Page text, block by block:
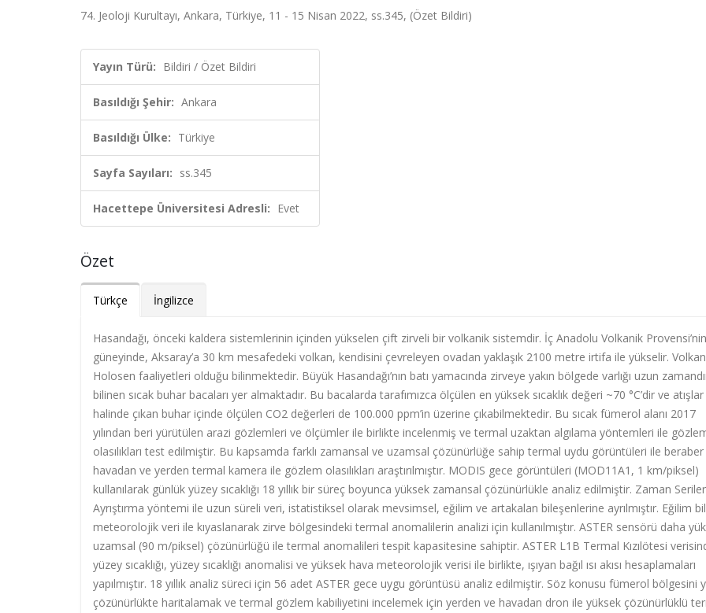
74. Jeoloji Kurultayı, Ankara, Türkiye, 11 - 15 Nisan 2022, ss.345, (Özet Bildiri)
Yayın Türü: Bildiri / Özet Bildiri
Basıldığı Şehir: Ankara
Basıldığı Ülke: Türkiye
Sayfa Sayıları: ss.345
Hacettepe Üniversitesi Adresli: Evet
Özet
Türkçe İngilizce
Hasandağı, önceki kaldera sistemlerinin içinden yükselen çift zirveli bir volkanik sistemdir. İç Anadolu Volkanik Provensi’nin
güneyinde, Aksaray’a 30 km mesafedeki volkan, kendisini çevreleyen ovadan yaklaşık 2100 metre irtifa ile yükselir.
Holosen faaliyetleri olduğu bilinmektedir. Büyük Hasandağı’nın batı yamacında zirveye yakın bölgede varlığı uzun
bilinen sıcak buhar bacaları yer almaktadır. Bu bacalarda tarafımızca ölçülen en yüksek sıcaklık değeri ~70 °C’dir ve atışlar
halinde çıkan buhar içinde ölçülen CO2 değerleri de 100.000 ppm’in üzerine çıkabilmektedir. Bu sıcak fümerol alanı 2017
yılından beri yürütülen arazi gözlemleri ve ölçümler ile birlikte incelenmiş ve termal uzaktan algılama yöntemleri ile
olasılıkları test edilmiştir. Bu kapsamda farklı zamansal ve uzamsal çözünürlüğe sahip termal uydu görüntüleri ile beraber
havadan ve yerden termal kamera ile gözlem olasılıkları araştırılmıştır. MODIS gece görüntüleri (MOD11A1, 1 km/piksel)
kullanılarak günlük yüzey sıcaklığı 18 yıllık bir süreç boyunca yüksek zamansal çözünürlükle analiz edilmiştir. Zaman
Ayrıştırma yöntemi ile uzun süreli veri, istatistiksel olarak mevsimsel, eğilim ve artakalan bileşenlerine ayrılmıştır. Eğilim
meteorolojik veri ile kıyaslanarak zirve bölgesindeki termal anomalilerin analizi için kullanılmıştır. ASTER sensörü daha
uzamsal (90 m/piksel) çözünürlüğü ile termal anomalileri tespit kapasitesine sahiptir. ASTER L1B Termal Kızılötesi
yüzey sıcaklığı, yüzey sıcaklığı anomalisi ve yüksek hava meteorolojik verisi ile birlikte, ışıyan bağıl ısı akısı hesaplamaları
yapılmıştır. 18 yıllık analiz süreci için 56 adet ASTER gece uygu görüntüsü analiz edilmiştir. Söz konusu fümerol bölgesini
çözünürlükte haritalamak ve termal gözlem kabiliyetini incelemek için yerden ve havadan dron ile yüksek çözünürlüklü